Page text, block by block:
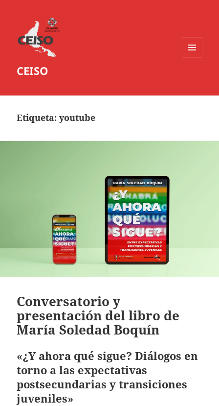
CEISO
Etiqueta:youtube
Conversatorio y
presentación del libro de
María Soledad Boquín
«¿Y ahora qué sigue? Diálogos en
torno a las expectativas
postsecundarias y transiciones
juveniles»